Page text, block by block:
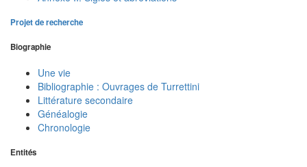
Projet de recherche
Biographie
Une vie
Bibliographie : Ouvrages de Turrettini
Littérature secondaire
Généalogie
Chronologie
Entités